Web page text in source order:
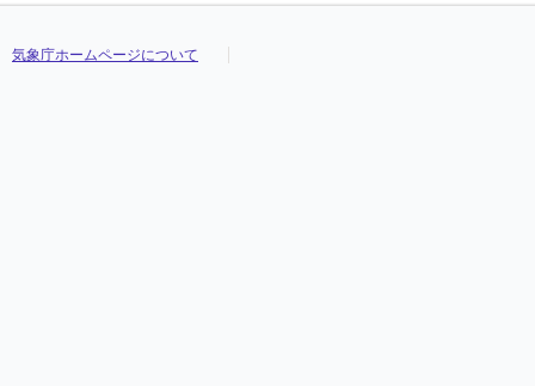
気象庁ホームページについて